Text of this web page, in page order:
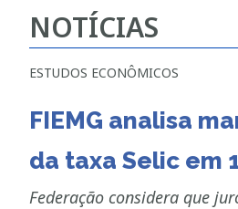
NOTÍCIAS
ESTUDOS ECONÔMICOS
FIEMG analisa
da taxa Selic em
Federação considera que